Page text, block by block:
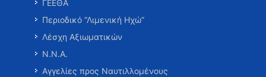
ΓΕΕΘΑ
Περιοδικό “Λιμενική Ηχώ”
Λέσχη Αξιωματικών
Ν.Ν.Α.
Αγγελίες προς Ναυτιλλομένους